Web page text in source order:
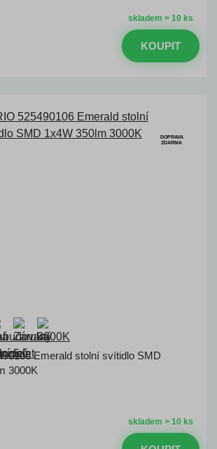
skladem > 10 ks
KOUPIT
DOPRAVA
ZDARMA
Emerald stolní svítidlo SMD
3000K
skladem > 10 ks